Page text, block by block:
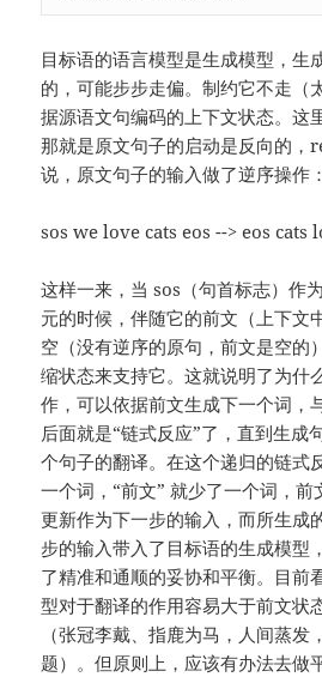
目标语的语言模型是生成模型，生
的，可能步步走偏。制约它不走（
据源语文句编码的上下文状态。这
那就是原文句子的启动是反向的，
说，原文句子的输入做了逆序操作：
sos we love cats eos --> eos cats
这样一来，当 sos（句首标志）作
元的时候，伴随它的前文（上下文
空（没有逆序的原句，前文是空的
缩状态来支持它。这就说明了为什
作，可以依据前文生成下一个词，
后面就是“链式反应”了，直到生成
个句子的翻译。在这个递归的链式
一个词，“前文” 就少了一个词，
更新作为下一步的输入，而所生成
步的输入带入了目标语的生成模型
了精准和通顺的妥协和平衡。目前
型对于翻译的作用容易大于前文状
（张冠李戴、指鹿为马，人间蒸发
题）。但原则上，应该有办法去做